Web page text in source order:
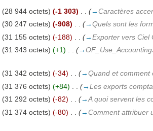
(28 944 octets) (-1 303) (→ Caractères
(30 247 octets) (-908) . . (→Quels sont les
(31 155 octets) (-188) (→Exporter vers Ciel
(31 343 octets) (+1) (→
(31 342 octets) (-34) . . (→Quand et comment
(31 376 octets) (+84) (→Les exports
(31 292 octets) (-82) . . (→A quoi servent les
(31 374 octets) (-80) (→ Comment attribuer